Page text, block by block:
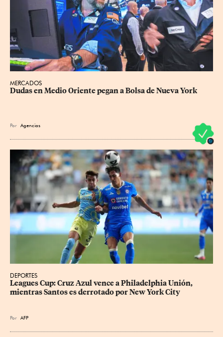
MERCADOS
Dudas en Medio Oriente pegan a Bolsa de Nueva York
Por Agencias
DEPORTES
Leagues Cup: Cruz Azul vence a Philadelphia Unión,
mientras Santos es derrotado por New York City
Por AFP